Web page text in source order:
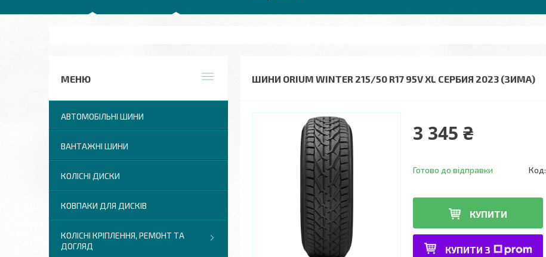
ШИНИ ORIUM WINTER 215/50 R17 95V XL СЕРБИЯ 2023 (ЗИМА)
3 345 ₴
Готово до відправки Код:
КУПИТИ
КУПИТИ З
АВТОМОБІЛЬНІ ШИНИ
ВАНТАЖНІ ШИНИ
КОЛІСНІ ДИСКИ
КОВПАКИ ДЛЯ ДИСКІВ
КОЛІСНІ КРІПЛЕННЯ, РЕМОНТ ТА
ДОГЛЯД